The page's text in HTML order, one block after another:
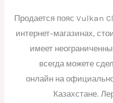
Продается пояс Vulkan
интернет-магазинах,
имеет
всегда можете
онлайн на
Казахстане.